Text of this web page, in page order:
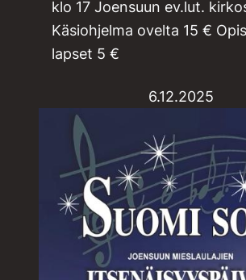
klo 17 Joensuun ev.lut.
Käsiohjelma ovelta 15 €
lapset 5 €
6.12.2025